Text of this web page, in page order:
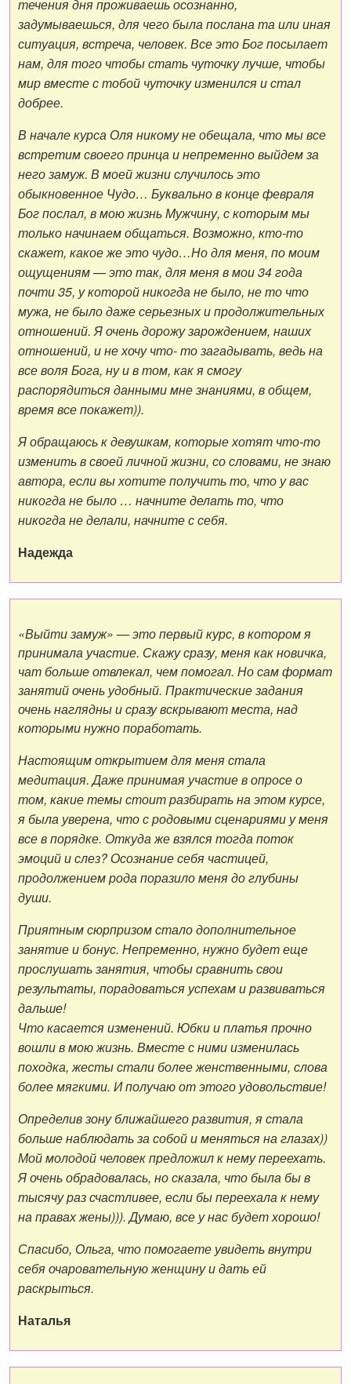
течения дня проживаешь осознанно,
задумываешься, для чего была послана та или иная
ситуация, встреча, человек. Все это Бог посылает
нам, для того чтобы стать чуточку лучше, чтобы
мир вместе с тобой чуточку изменился и стал
добрее.
В начале курса Оля никому не обещала, что мы все
встретим своего принца и непременно выйдем за
него замуж. В моей жизни случилось это
обыкновенное Чудо… Буквально в конце февраля
Бог послал, в мою жизнь Мужчину, с которым мы
только начинаем общаться. Возможно, кто-то
скажет, какое же это чудо…Но для меня, по моим
ощущениям — это так, для меня в мои 34 года
почти 35, у которой никогда не было, не то что
мужа, не было даже серьезных и продолжительных
отношений. Я очень дорожу зарождением, наших
отношений, и не хочу что- то загадывать, ведь на
все воля Бога, ну и в том, как я смогу
распорядиться данными мне знаниями, в общем,
время все покажет)).
Я обращаюсь к девушкам, которые хотят что-то
изменить в своей личной жизни, со словами, не знаю
автора, если вы хотите получить то, что у вас
никогда не было … начните делать то, что
никогда не делали, начните с себя.
Надежда
«Выйти замуж» — это первый курс, в котором я
принимала участие. Скажу сразу, меня как новичка,
чат больше отвлекал, чем помогал. Но сам формат
занятий очень удобный. Практические задания
очень наглядны и сразу вскрывают места, над
которыми нужно поработать.
Настоящим открытием для меня стала
медитация. Даже принимая участие в опросе о
том, какие темы стоит разбирать на этом курсе,
я была уверена, что с родовыми сценариями у меня
все в порядке. Откуда же взялся тогда поток
эмоций и слез? Осознание себя частицей,
продолжением рода поразило меня до глубины
души.
Приятным сюрпризом стало дополнительное
занятие и бонус. Непременно, нужно будет еще
прослушать занятия, чтобы сравнить свои
результаты, порадоваться успехам и развиваться
дальше!
Что касается изменений. Юбки и платья прочно
вошли в мою жизнь. Вместе с ними изменилась
походка, жесты стали более женственными, слова
более мягкими. И получаю от этого удовольствие!
Определив зону ближайшего развития, я стала
больше наблюдать за собой и меняться на глазах))
Мой молодой человек предложил к нему переехать.
Я очень обрадовалась, но сказала, что была бы в
тысячу раз счастливее, если бы переехала к нему
на правах жены))). Думаю, все у нас будет хорошо!
Спасибо, Ольга, что помогаете увидеть внутри
себя очаровательную женщину и дать ей
раскрыться.
Наталья